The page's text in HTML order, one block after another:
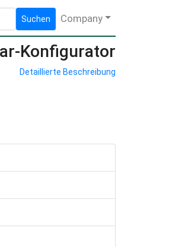
Suchen Company
Konfigurator
Detaillierte Beschreibung